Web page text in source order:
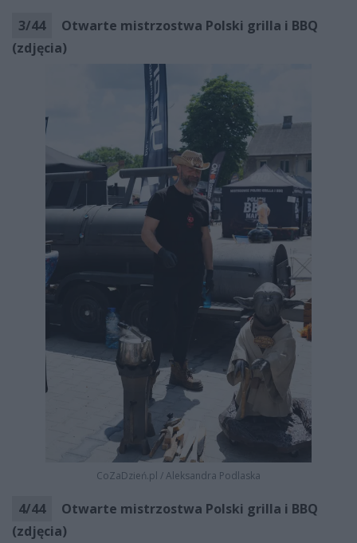
3/44
Otwarte mistrzostwa Polski grilla i BBQ
(zdjęcia)
CoZaDzień.pl /Aleksandra Podlaska
4/44
Otwarte mistrzostwa Polski grilla i BBQ
(zdjęcia)